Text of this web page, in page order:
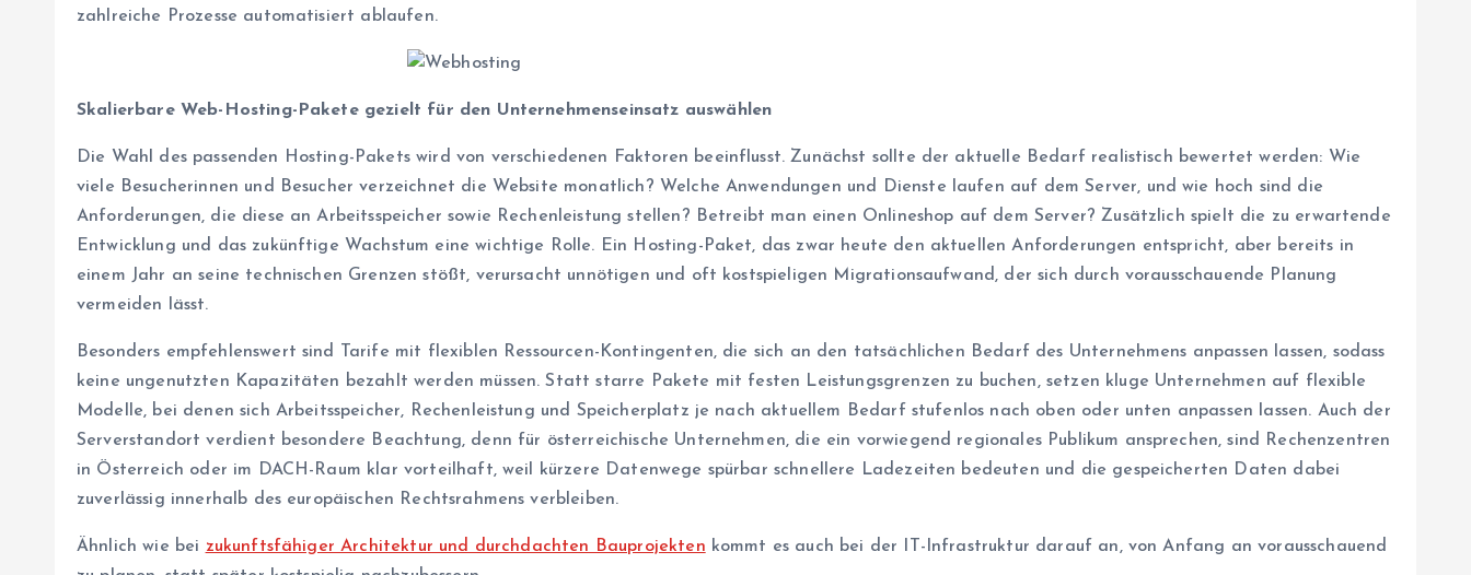
zahlreiche Prozesse automatisiert ablaufen.
Skalierbare Web-Hosting-Pakete gezielt für den Unternehmenseinsatz auswählen
Die Wahl des passenden Hosting-Pakets wird von verschiedenen Faktoren beeinflusst. Zunächst sollte der aktuelle Bedarf realistisch bewertet werden: Wie
viele Besucherinnen und Besucher verzeichnet die Website monatlich? Welche Anwendungen und Dienste laufen auf dem Server, und wie hoch sind die
Anforderungen, die diese an Arbeitsspeicher sowie Rechenleistung stellen? Betreibt man einen Onlineshop auf dem Server? Zusätzlich spielt die zu erwartende
Entwicklung und das zukünftige Wachstum eine wichtige Rolle. Ein Hosting-Paket, das zwar heute den aktuellen Anforderungen entspricht, aber bereits in
einem Jahr an seine technischen Grenzen stößt, verursacht unnötigen und oft kostspieligen Migrationsaufwand, der sich durch vorausschauende Planung
vermeiden lässt.
Besonders empfehlenswert sind Tarife mit flexiblen Ressourcen-Kontingenten, die sich an den tatsächlichen Bedarf des Unternehmens anpassen lassen, sodass
keine ungenutzten Kapazitäten bezahlt werden müssen. Statt starre Pakete mit festen Leistungsgrenzen zu buchen, setzen kluge Unternehmen auf flexible
Modelle, bei denen sich Arbeitsspeicher, Rechenleistung und Speicherplatz je nach aktuellem Bedarf stufenlos nach oben oder unten anpassen lassen. Auch der
Serverstandort verdient besondere Beachtung, denn für österreichische Unternehmen, die ein vorwiegend regionales Publikum ansprechen, sind Rechenzentren
in Österreich oder im DACH-Raum klar vorteilhaft, weil kürzere Datenwege spürbar schnellere Ladezeiten bedeuten und die gespeicherten Daten dabei
zuverlässig innerhalb des europäischen Rechtsrahmens verbleiben.
Ähnlich wie bei zukunftsfähiger Architektur und durchdachten Bauprojekten kommt es auch bei der IT-Infrastruktur darauf an, von Anfang an vorausschauend